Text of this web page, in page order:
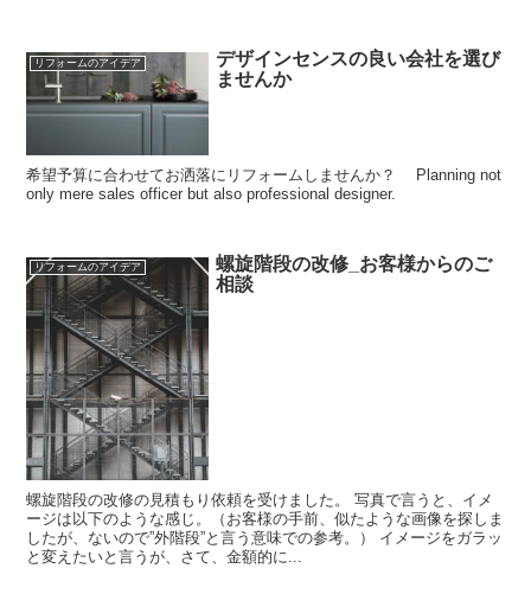
リフォームのアイデア
デザインセンスの良い会社を選び
ませんか
希望予算に合わせてお洒落にリフォームしませんか？ Planning not
only mere sales officer but also professional designer.
リフォームのアイデア
螺旋階段の改修_お客様からのご
相談
螺旋階段の改修の見積もり依頼を受けました。 写真で言うと、イメ
ージは以下のような感じ。（お客様の手前、似たような画像を探しま
したが、ないので”外階段”と言う意味での参考。） イメージをガラッ
と変えたいと言うが、さて、金額的に...